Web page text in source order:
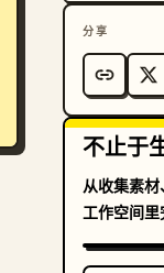
分享
不止于
从收集素
工作空间里